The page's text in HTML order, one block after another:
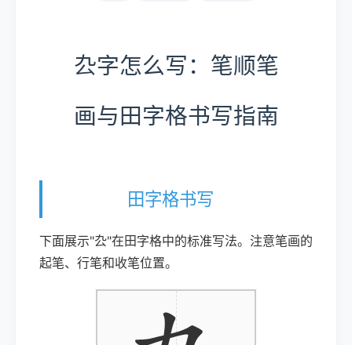
厹字怎么写：笔顺笔
画与田字格书写指南
田字格书写
下面展示"厹"在田字格中的标准写法。注意笔画的
起笔、行笔和收笔位置。